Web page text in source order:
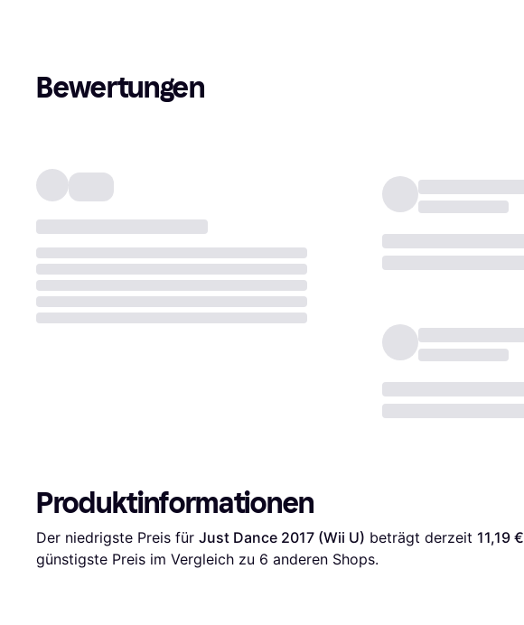
Bewertungen
Produktinformationen
Der niedrigste Preis für Just Dance 2017 (Wii U) beträgt derzeit 11,19 €
günstigste Preis im Vergleich zu 6 anderen Shops.